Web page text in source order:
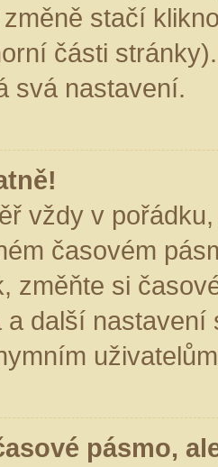
stačí
části
svá nastavení.
vždy v
časovém
změňte si
a další
pásmo,